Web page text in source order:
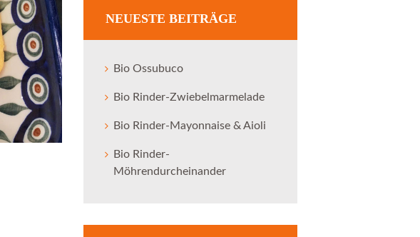
Titel_Orangen_Tiramisu
NEUESTE BEITRÄGE
Bio Ossubuco
Bio Rinder-Zwiebelmarmelade
Bio Rinder-Mayonnaise & Aioli
Bio Rinder-
Möhrendurcheinander